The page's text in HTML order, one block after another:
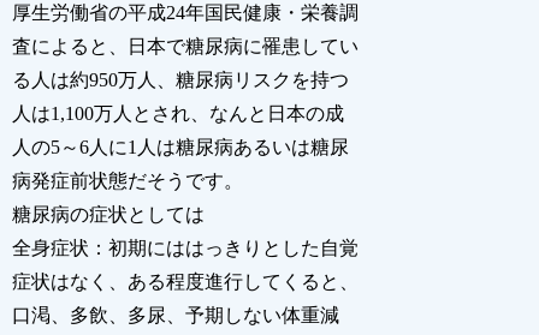
厚生労働省の平成24年国民健康・栄養調
査によると、日本で糖尿病に罹患してい
る人は約950万人、糖尿病リスクを持つ
人は1,100万人とされ、なんと日本の成
人の5～6人に1人は糖尿病あるいは糖尿
病発症前状態だそうです。
糖尿病の症状としては
全身症状：初期にははっきりとした自覚
症状はなく、ある程度進行してくると、
口渇、多飲、多尿、予期しない体重減